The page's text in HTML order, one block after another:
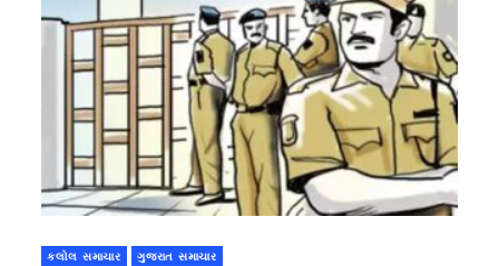
કલોલ સમાચાર ગુજરાત સમાચાર